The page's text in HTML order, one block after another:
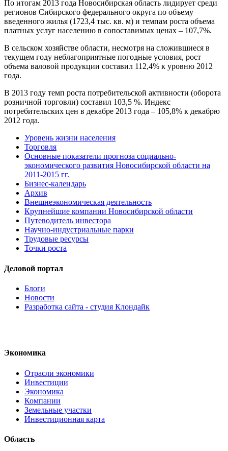
По итогам 2013 года Новосибирская область лидирует среди
регионов Сибирского федерального округа по объему
введенного жилья (1723,4 тыс. кв. м) и темпам роста объема
платных услуг населению в сопоставимых ценах – 107,7%.
В сельском хозяйстве области, несмотря на сложившиеся в
текущем году неблагоприятные погодные условия, рост
объема валовой продукции составил 112,4% к уровню 2012
года.
В 2013 году темп роста потребительской активности (оборота
розничной торговли) составил 103,5 %. Индекс
потребительских цен в декабре 2013 года – 105,8% к декабрю
2012 года.
Уровень жизни населения
Торговля
Основные показатели прогноза социально-
экономического развития Новосибирской области на
2011-2015 гг.
Бизнес-календарь
Архив
Внешнеэкономическая деятельность
Крупнейшие компании Новосибирской области
Путеводитель инвестора
Научно-индустриальные парки
Трудовые ресурсы
Точки роста
Деловой портал
Блоги
Новости
Разработка сайта - студия Клондайк
Экономика
Отрасли экономики
Инвестиции
Экономика
Компании
Земельные участки
Инвестиционная карта
Область